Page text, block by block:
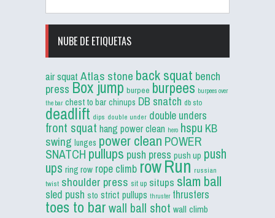
NUBE DE ETIQUETAS
air squat Atlas stone back squat bench
press Box jump burpee burpees burpees over
the bar chest to bar chinups DB snatch db sto
deadlift dips double under double unders
front squat hang power clean hero hspu KB
swing lunges power clean POWER
SNATCH pullups push press push up push
ups ring row rope climb rowRun russian
twist shoulder press sit up situps slam ball
sled push sto strict pullups thruster thrusters
toes to barwall ball shot wall climb